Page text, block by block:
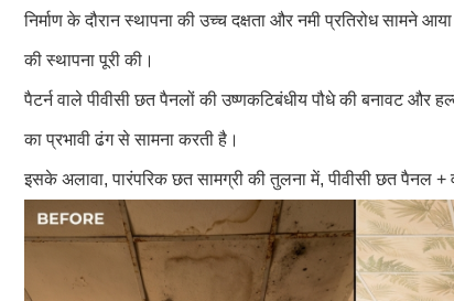
निर्माण के दौरान स्थापना की उच्च दक्षता और नमी प्रतिरोध
की स्थापना पूरी की।
पैटर्न वाले पीवीसी छत पैनलों की उष्णकटिबंधीय पौधे की बनावट
का प्रभावी ढंग से सामना करती है।
इसके अलावा, पारंपरिक छत सामग्री की तुलना में, पीवीसी छत पैनल +